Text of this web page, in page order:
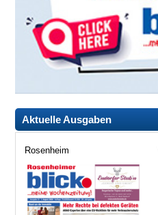
Aktuelle Ausgaben
Rosenheim